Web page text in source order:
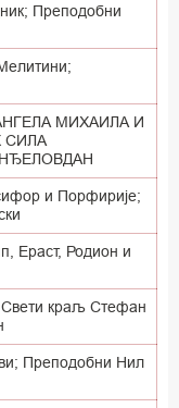
Преподобни
МИХАИЛА И
СИЛА
и Порфирије;
Ераст, Родион и
краљ Стефан
Преподобни Нил